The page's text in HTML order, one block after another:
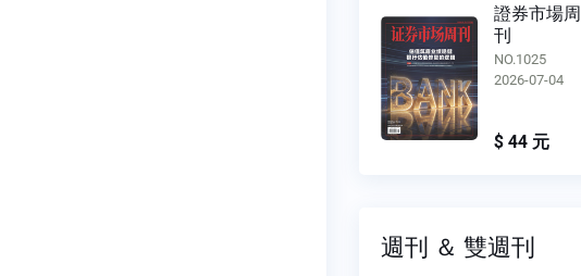
證券市場周
刊
NO.1025
2026-07-04
$ 44 元
週刊 ＆ 雙週刊